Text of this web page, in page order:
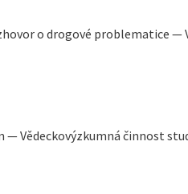
o drogové problematice —
— Vědeckovýzkumná činnost